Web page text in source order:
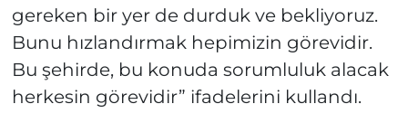
gereken bir yer de durduk ve bekliyoruz.
Bunu hızlandırmak hepimizin görevidir.
Bu şehirde, bu konuda sorumluluk alacak
herkesin görevidir” ifadelerini kullandı.